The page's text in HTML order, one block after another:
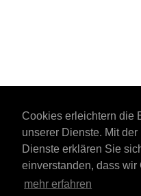
Cookies erleichtern die
unserer Dienste. Mit
Dienste erklären Sie
einverstanden, dass wir
mehr erfahren